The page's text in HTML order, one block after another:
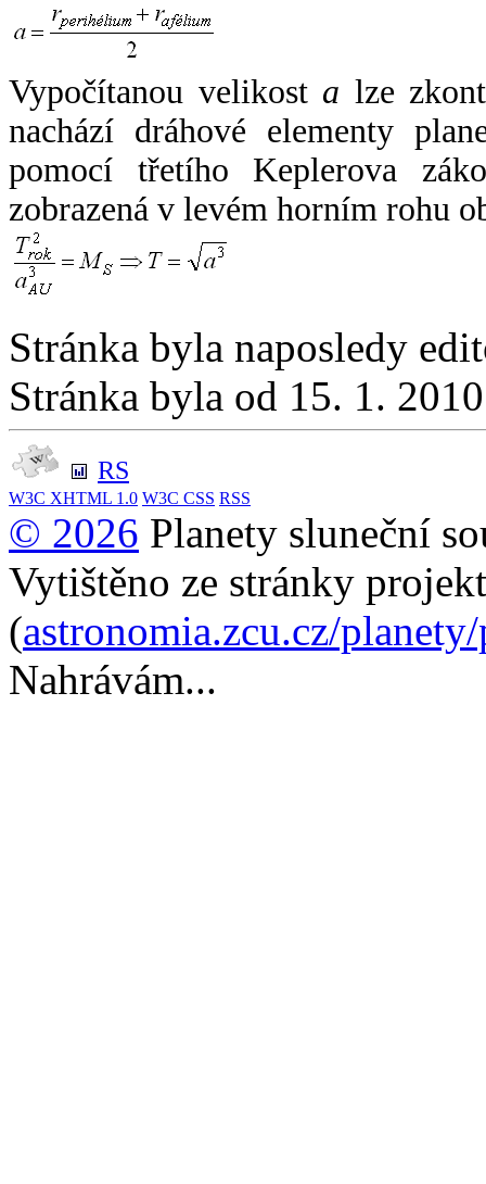
Vypočítanou velikost a lze
nachází dráhové elementy
pomocí třetího Keplerova
zobrazená v levém horním rohu
Stránka byla naposledy
Stránka byla od 15. 1.
RS
W3C XHTML 1.0 W3C CSS RSS
© 2026 Planety sluneční
Vytištěno ze stránky
(astronomia.zcu.cz/
Nahrávám...